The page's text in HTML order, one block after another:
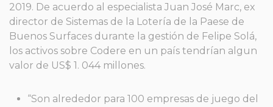
2019. De acuerdo al especialista Juan José Marc, ex
director de Sistemas de la Lotería de la Paese de
Buenos Surfaces durante la gestión de Felipe Solá,
los activos sobre Codere en un país tendrían algun
valor de US$ 1. 044 millones.
“Son alrededor para 100 empresas de juego del